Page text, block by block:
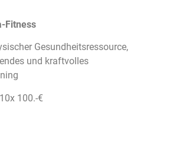
Fitness
Gesundheitsressource,
und kraftvolles
100.-€